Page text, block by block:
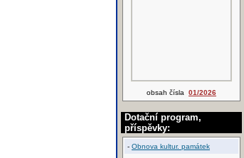
obsah čísla 01/2026
Dotační program,
příspěvky:
- Obnova kultur. památek